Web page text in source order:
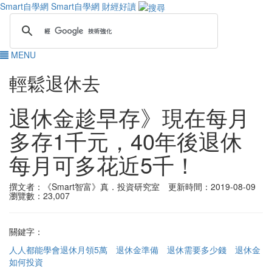
Smart自學網 Smart自學網 財經好讀
MENU
輕鬆退休去
退休金趁早存》現在每月
多存1千元，40年後退休
每月可多花近5千！
撰文者：《Smart智富》真．投資研究室 更新時間：2019-08-09
瀏覽數：23,007
關鍵字：
人人都能學會退休月領5萬
退休金準備 退休需要多少錢
退休金
如何投資